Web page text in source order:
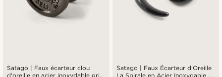
Satago | Faux écarteur clou
d'oreille en acier inoxydable gris
Satago | Faux Écarteur d'Oreille
La Spirale en Acier Inoxydable et